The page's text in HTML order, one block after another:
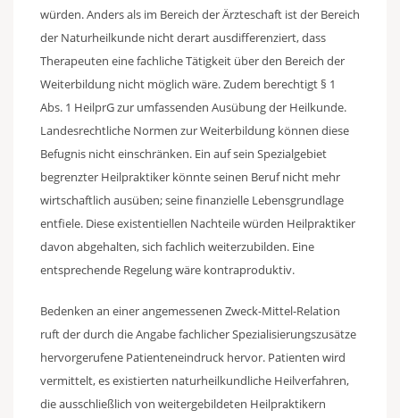
würden. Anders als im Bereich der Ärzteschaft ist der Bereich
der Naturheilkunde nicht derart ausdifferenziert, dass
Therapeuten eine fachliche Tätigkeit über den Bereich der
Weiterbildung nicht möglich wäre. Zudem berechtigt § 1
Abs. 1 HeilprG zur umfassenden Ausübung der Heilkunde.
Landesrechtliche Normen zur Weiterbildung können diese
Befugnis nicht einschränken. Ein auf sein Spezialgebiet
begrenzter Heilpraktiker könnte seinen Beruf nicht mehr
wirtschaftlich ausüben; seine finanzielle Lebensgrundlage
entfiele. Diese existentiellen Nachteile würden Heilpraktiker
davon abgehalten, sich fachlich weiterzubilden. Eine
entsprechende Regelung wäre kontraproduktiv.
Bedenken an einer angemessenen Zweck-Mittel-Relation
ruft der durch die Angabe fachlicher Spezialisierungszusätze
hervorgerufene Patienteneindruck hervor. Patienten wird
vermittelt, es existierten naturheilkundliche Heilverfahren,
die ausschließlich von weitergebildeten Heilpraktikern